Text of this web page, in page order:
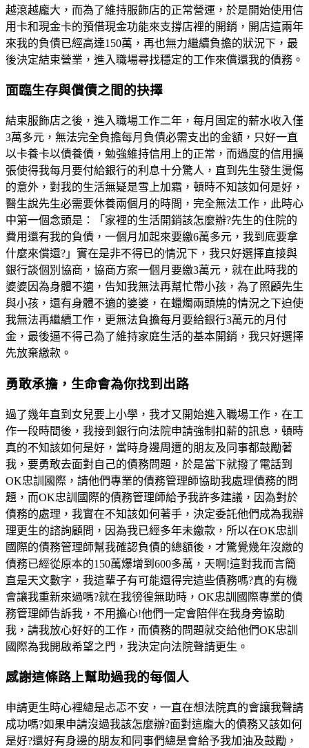
越滾越龐大，而為了維持服飾店的正常營運，於是開始使用信
用卡和現金卡的預借現金功能來支撐店裡的開銷，開店這兩年
來我的負債已經高達150萬，再也無力繼續負擔的狀況下，最
後決定結束營業，進入職場尋找穩定的工作來償還我的債務。
面臨生存與償債之間的抉擇
結束服飾店之後，進入職場工作二年，每月固定的薪水收入僅
3萬多元，無法完全負擔每月負債必需支出的金額，只好一直
以卡養卡以債養債，勉強維持信用上的正常，而過度的信用擴
張使得我每月要付給銀行的利息十分驚人，直到先生發生燙傷
的意外，對我的生活無疑是雪上加霜，頓時不知該如何是好，
醫生說先生必需要休養兩個月的時間，完全無法工作，此時心
中第一個念頭是：「家裡的生活開銷該怎麼辦?先生的住院的
費用還有我的負債，一個月加起來要繳6萬多元，我到底要拿
什麼來償還?」實在是非不得已的情況下，我只好選擇直接與
銀行談個別協商，協商方案一個月要繳3萬元，就在此時我的
婆婆因為身體不適，告知我無法再幫忙帶小孩，為了照顧先生
與小孩，還有身體不適的婆婆，在蠟燭兩頭燒的情況之下迫使
我無法再繼續工作，更無法負擔每月要給銀行3萬元的月付
金，最後逼不得己為了維持家庭生活的基本開銷，我只好選擇
先放棄繳款。
勇敢承擔，生命會為你找到出路
過了幾年直到女兒要上小學，我才又開始進入職場工作，在工
作一段時間後，我接到銀行向法院申請強制扣薪的訊息，頓時
真的不知該如何是好，當時身邊周遭的朋友及同事都鼓勵著
我，要勇敢去面對自己的債務問題，於是當下就撥了電話到
OK忠訓國際，請他們專業的債務管理師協助我處理債務的問
題，而OK忠訓國際的債務管理師給予我許多建議，因為對於
債務的處理，我實在不知該如何著手，決定委託他們成為我辦
理更生的諮詢顧問，因為我已經多年未繳款，所以在OK忠訓
國際的債務管理師幫我確認負債的總額後，才驚覺幾年沒繳的
債務已經從原本的150萬爆增到600多萬，天啊!這對我而言簡
直是天文數字，我這輩子有可能還得完這些債務嗎?真的有機
會讓我重新來過嗎?就在我徬徨無助時，OK忠訓國際專業的債
務管理師告訴我，不用擔心!他們一定會陪伴在我身旁協助
我，請我放心好好的工作，而債務的問題就交給他們OK忠訓
國際為我開啟希望之門，我決定向法院聲請更生。
感謝這條路上幫助過我的每個人
申請更生時心裡總是忐忑不安，一直在想法院真的會讓我聲請
成功嗎?如果申請沒過我該怎麼辦?面對這龐大的債務又該如何
是好?還好有身邊的朋友和同事們總是會給予我加油及鼓勵，